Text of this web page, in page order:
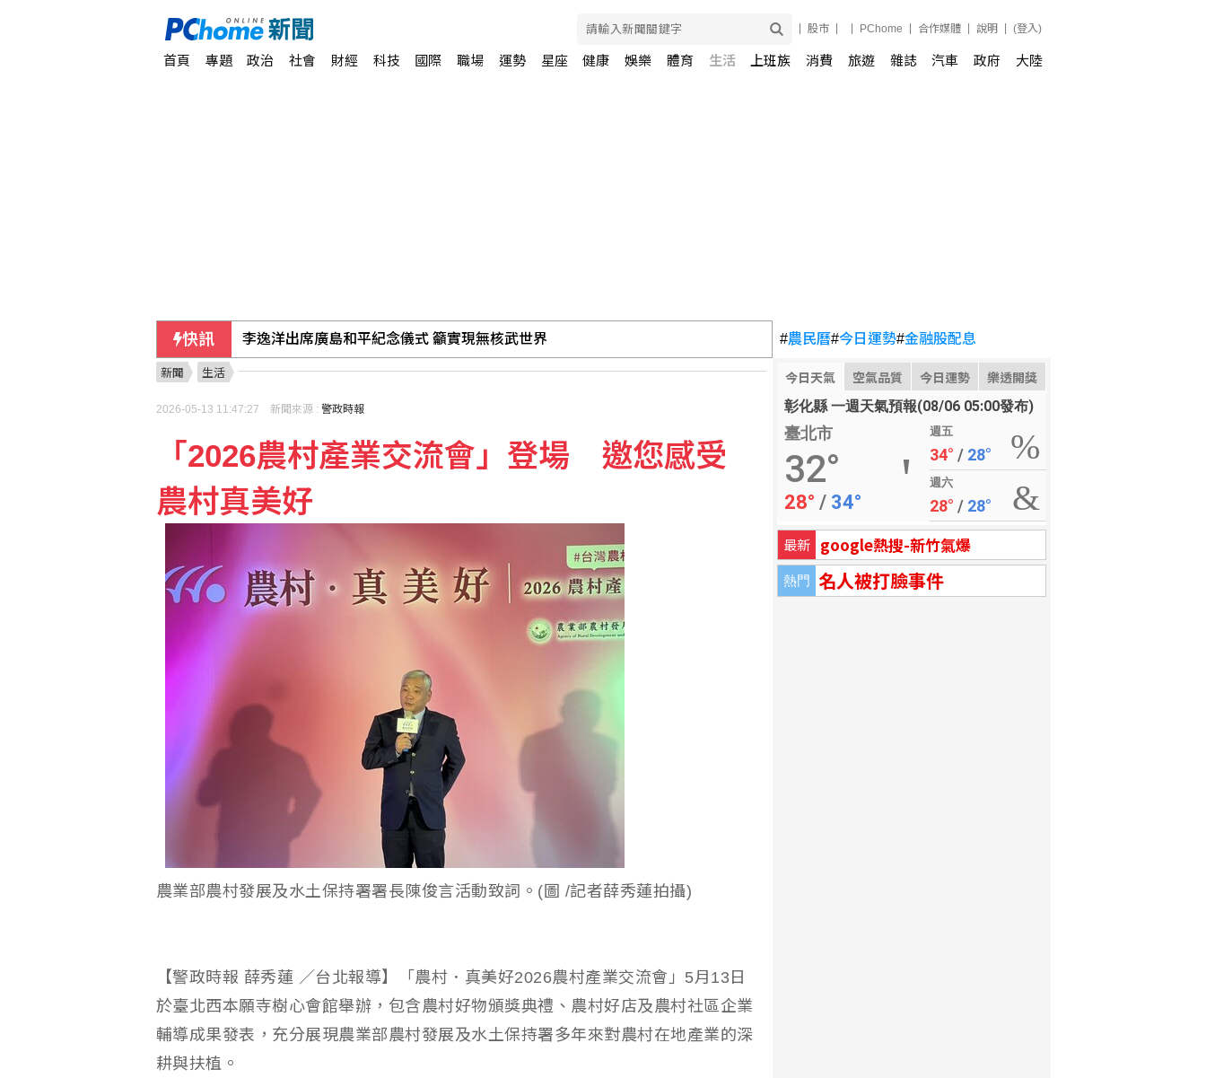
股市 PChome 合作媒體 說明 (登入)
首頁 專題 政治 社會 財經 科技 國際 職場 運勢 星座 健康 娛樂 體育 生活 上班族 消費 旅遊 雜誌 汽車 政府 大陸
快訊 李逸洋出席廣島和平紀念儀式 籲實現無核武世界
新冠疫情再起！暑假旅遊感染風險增 專家教你這樣做好防護
NEO發表AI記憶體新技術 施振榮：帶來半導體新可能
#農民曆#今日運勢#金融股配息
今日天氣 空氣品質 今日運勢 樂透開獎
彰化縣 一週天氣預報(08/06 05:00發布)
臺北市
32°
28° / 34°
週五
34° / 28°
週六
28° / 28°
最新 google熱搜-新竹氣爆
熱門 名人被打臉事件
新聞 生活
2026-05-13 11:47:27 新聞來源 : 警政時報
「2026農村產業交流會」登場 邀您感受
農村真美好
農業部農村發展及水土保持署署長陳俊言活動致詞。(圖 /記者薛秀蓮拍攝)
【警政時報 薛秀蓮 ／台北報導】「農村．真美好2026農村產業交流會」5月13日
於臺北西本願寺樹心會館舉辦，包含農村好物頒獎典禮、農村好店及農村社區企業
輔導成果發表，充分展現農業部農村發展及水土保持署多年來對農村在地產業的深
耕與扶植。